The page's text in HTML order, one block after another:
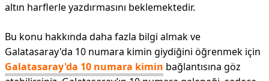
altın harflerle yazdırmasını beklemektedir.
Bu konu hakkında daha fazla bilgi almak ve
Galatasaray'da 10 numara kimin giydiğini öğrenmek için
Galatasaray'da 10 numara kimin bağlantısına göz